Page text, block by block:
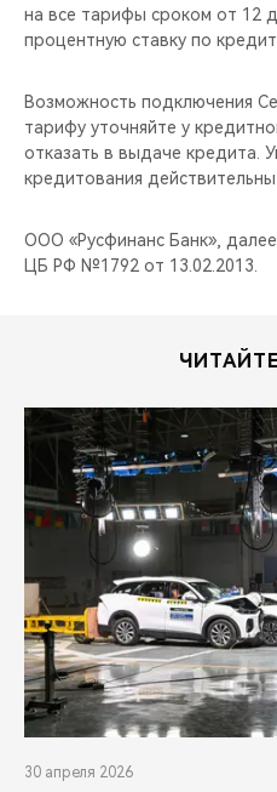
на все тарифы сроком от 12
процентную ставку по
Возможность подключения
тарифу уточняйте у
отказать в выдаче кредита.
кредитования действительны
ООО «Русфинанс Банк», далее
ЦБ РФ №1792 от 13.02.2013.
30 апреля 2026